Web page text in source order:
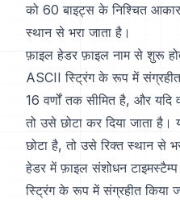
को 60 बाइट्स के निश्चित
स्थान से भरा जाता है।
फ़ाइल हेडर फ़ाइल नाम से शुरू
ASCII स्ट्रिंग के रूप में
16 वर्णों तक सीमित है, और यदि
तो उसे छोटा कर दिया जाता है।
छोटा है, तो उसे रिक्त स्थान से
हेडर में फ़ाइल संशोधन
स्ट्रिंग के रूप में संग्रहीत किया